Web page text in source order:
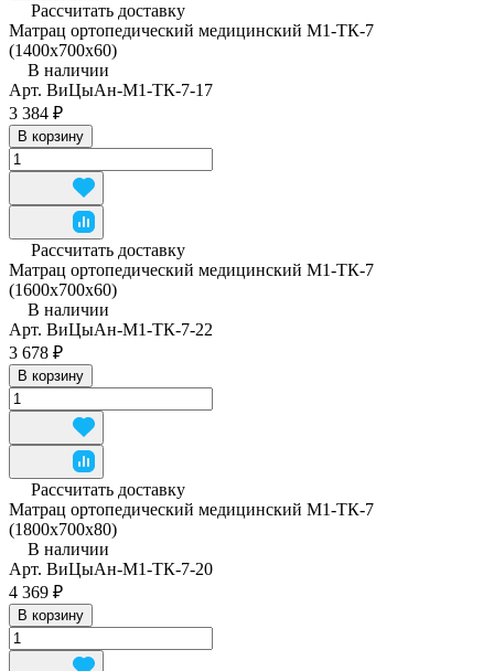
Рассчитать доставку
Матрац ортопедический медицинский М1-ТК-7
(1400x700x60)
В наличии
Арт. ВиЦыАн-М1-ТК-7-17
3 384 ₽
В корзину
Рассчитать доставку
Матрац ортопедический медицинский М1-ТК-7
(1600x700x60)
В наличии
Арт. ВиЦыАн-М1-ТК-7-22
3 678 ₽
В корзину
Рассчитать доставку
Матрац ортопедический медицинский М1-ТК-7
(1800x700x80)
В наличии
Арт. ВиЦыАн-М1-ТК-7-20
4 369 ₽
В корзину